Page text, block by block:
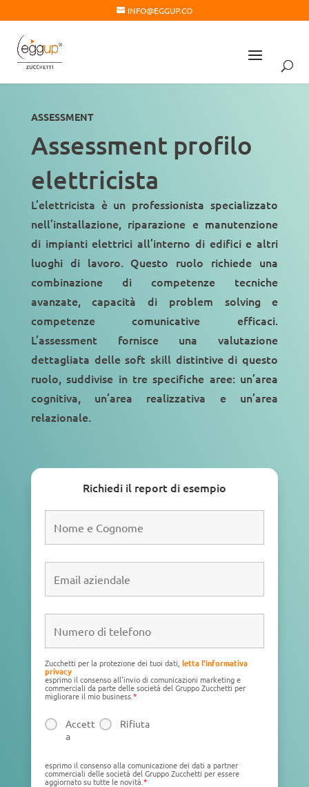
INFO@EGGUP.CO
ASSESSMENT
Assessment profilo
elettricista
L’elettricista è un professionista specializzato
nell’installazione, riparazione e manutenzione
di impianti elettrici all’interno di edifici e altri
luoghi di lavoro. Questo ruolo richiede una
combinazione di competenze tecniche
avanzate,capacità di problem solving e
competenze comunicative efficaci.
L’assessment fornisce una valutazione
dettagliata delle soft skill distintive di questo
ruolo, suddivise in tre specifiche aree: un’area
cognitiva, un’area realizzativa e un’area
relazionale.
Richiedi il report di esempio
Zucchetti per la protezione dei tuoi dati, letta l'informativa
privacy
esprimo il consenso all'invio di comunicazioni marketing e
commerciali da parte delle società del Gruppo Zucchetti per
migliorare il mio business.*
Accett
a
Rifiuta
esprimo il consenso alla comunicazione dei dati a partner
commerciali delle società del Gruppo Zucchetti per essere
aggiornato su tutte le novità. *